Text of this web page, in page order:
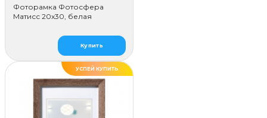
Фоторамка Фотосфера
Матисс 20x30, белая
Купить
УСПЕЙ КУПИТЬ